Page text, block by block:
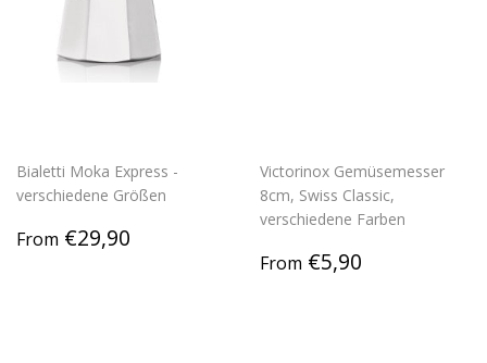
Bialetti Moka Express -
verschiedene Größen
Regular
From €29,90
Victorinox Gemüsemesser
8cm, Swiss Classic,
verschiedene Farben
Regular
From €5,90